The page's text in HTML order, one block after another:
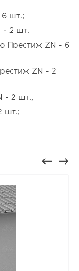
6 шт.;
- 2 шт.
Престиж ZN - 6
ZN - 2
- 2 шт.;
шт.;